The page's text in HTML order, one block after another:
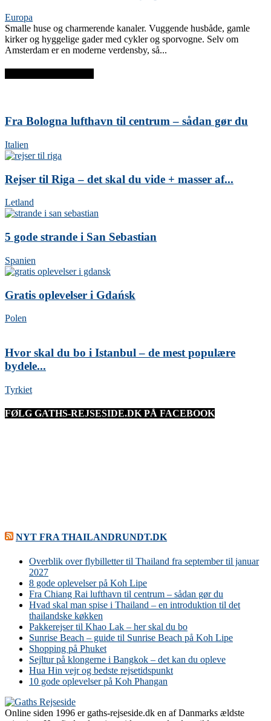
Europa
Smalle huse og charmerende kanaler. Vuggende husbåde, gamle
kirker og hyggelige gader med cykler og sporvogne. Selv om
Amsterdam er en moderne verdensby, så...
Fra Bologna lufthavn til centrum – sådan gør du
Italien
Rejser til Riga – det skal du vide + masser af...
Letland
5 gode strande i San Sebastian
Spanien
Gratis oplevelser i Gdańsk
Polen
Hvor skal du bo i Istanbul – de mest populære
bydele...
Tyrkiet
FØLG GATHS-REJSESIDE.DK PÅ FACEBOOK
NYT FRA THAILANDRUNDT.DK
Overblik over flybilletter til Thailand fra september til januar
2027
8 gode oplevelser på Koh Lipe
Fra Chiang Rai lufthavn til centrum – sådan gør du
Hvad skal man spise i Thailand – en introduktion til det
thailandske køkken
Pakkerejser til Khao Lak – her skal du bo
Sunrise Beach – guide til Sunrise Beach på Koh Lipe
Shopping på Phuket
Sejltur på klongerne i Bangkok – det kan du opleve
Hua Hin vejr og bedste rejsetidspunkt
10 gode oplevelser på Koh Phangan
Online siden 1996 er gaths-rejseside.dk en af Danmarks ældste